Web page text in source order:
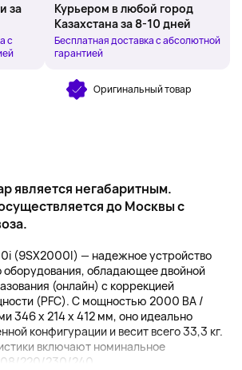
за
с
Курьером в любой город
Казахстана за 8-10 дней
Бесплатная доставка с абсолютной
гарантией
Оригинальный товар
является негабаритным.
до Москвы с
(9SX2000I) — надежное устройство
обладающее двойной
(онлайн) с коррекцией
(PFC). С мощностью 2000 ВА /
346 x 214 x 412 мм, оно идеально
конфигурации и весит всего 33,3 кг.
включают номинальное
220/230/240...